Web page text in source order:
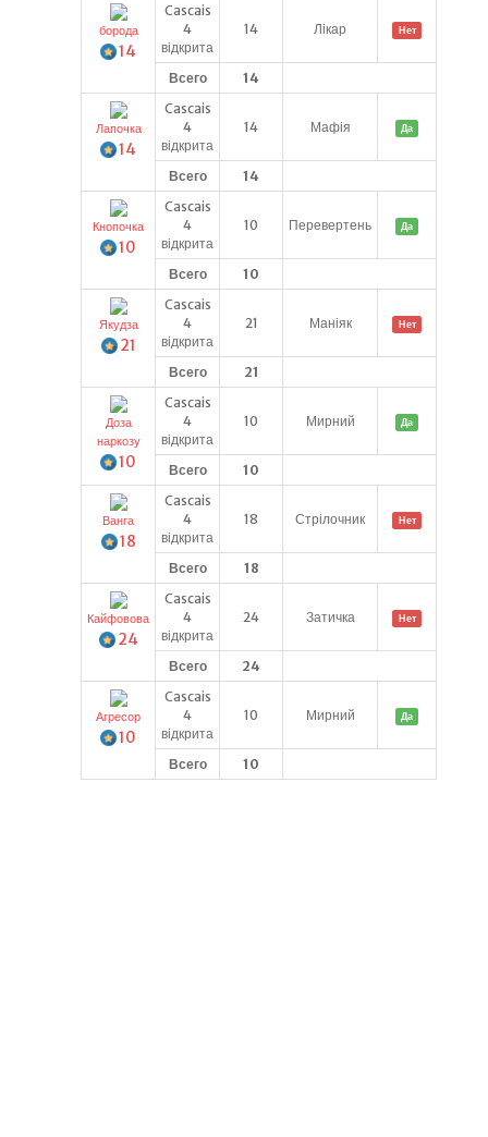
борода
14
Cascais
4
відкрита
14 Лікар Нет
Всего 14
Лапочка
14
Cascais
4
відкрита
14 Мафія Да
Всего 14
Кнопочка
10
Cascais
4
відкрита
10 Перевертень Да
Всего 10
Якудза
21
Cascais
4
відкрита
21 Маніяк Нет
Всего 21
Доза
наркозу
10
Cascais
4
відкрита
10 Мирний Да
Всего 10
Ванга
18
Cascais
4
відкрита
18 Стрілочник Нет
Всего 18
Кайфовова
24
Cascais
4
відкрита
24 Затичка Нет
Всего 24
Агресор
10
Cascais
4
відкрита
10 Мирний Да
Всего 10